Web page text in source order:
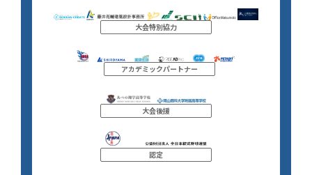
大会特別協力
アカデミックパートナー
大会後援
認定